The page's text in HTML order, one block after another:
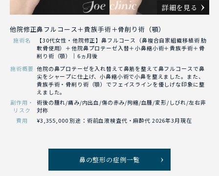
詳細を見る
他院修正鼻フルコース＋貴族手術＋骨削り術（顎）
施術名
【30代女性・他院修正】鼻フルコース（鼻複合自家組織移植術 肋
軟骨使用）＋他院鼻プロテーゼ入替＋小鼻縮小術＋貴族手術＋骨
削り術（顎）｜6ヵ月後
施術概要 他院の鼻プロテーゼを入れ替えて鼻筋を整えて鼻フルコースで鼻
尖をシャープに仕上げ、小鼻縮小術で小鼻を整えました。また、
貴族手術・骨削り術（顎）でフェイスラインを優しげな印象に整
えました。
副作用・
リスク
術後の腫れ/痛み/内出血/傷の赤み/拘縮/血腫/変形/しびれ/左右非
対称
費用
¥3,355,000 別途：術前血液検査代・麻酔代 2026年3月現在
鼻の整形の症例一覧